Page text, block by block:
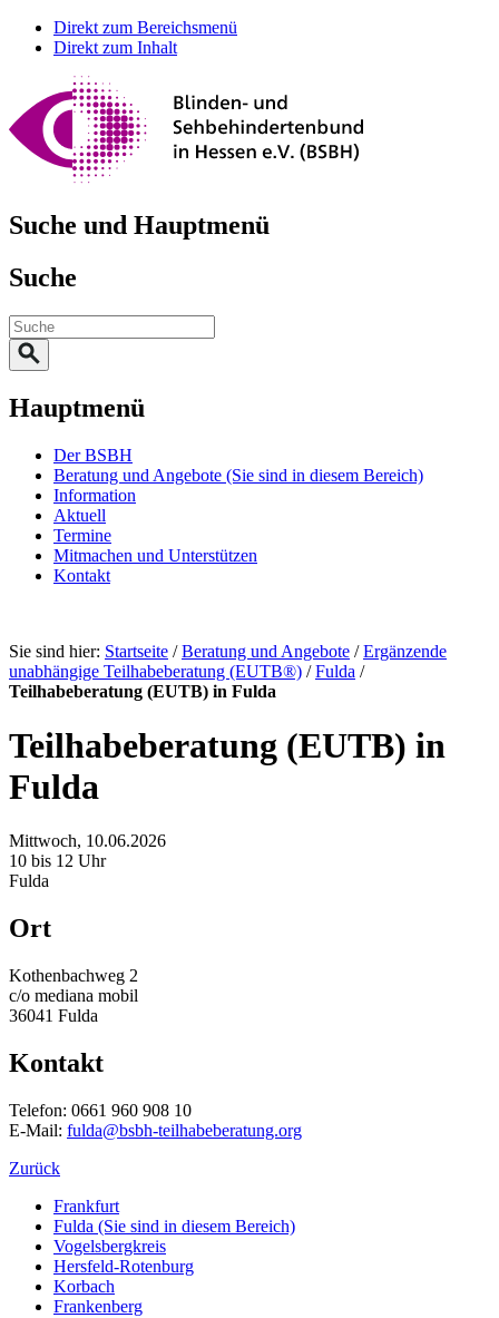
Direkt zum Bereichsmenü
Direkt zum Inhalt
Suche und Hauptmenü
Suche
Hauptmenü
Der BSBH
Beratung und Angebote (Sie sind in diesem Bereich)
Information
Aktuell
Termine
Mitmachen und Unterstützen
Kontakt
Sie sind hier: Startseite / Beratung und Angebote /Ergänzende
unabhängige Teilhabeberatung (EUTB®) /Fulda /
Teilhabeberatung (EUTB) in Fulda
Teilhabeberatung (EUTB) in
Fulda
Mittwoch, 10.06.2026
10 bis 12 Uhr
Fulda
Ort
Kothenbachweg 2
c/o mediana mobil
36041 Fulda
Kontakt
Telefon: 0661 960 908 10
E-Mail: fulda@bsbh-teilhabeberatung.org
Zurück
Frankfurt
Fulda (Sie sind in diesem Bereich)
Vogelsbergkreis
Hersfeld-Rotenburg
Korbach
Frankenberg